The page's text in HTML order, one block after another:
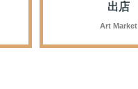
出店
Art Market